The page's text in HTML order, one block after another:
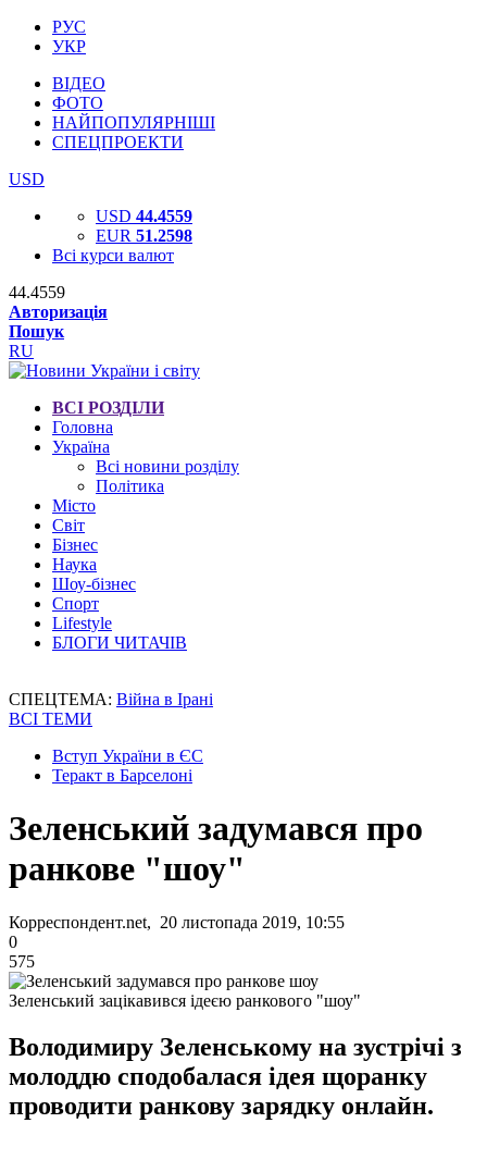
РУС
УКР
ВІДЕО
ФОТО
НАЙПОПУЛЯРНІШІ
СПЕЦПРОЕКТИ
USD
USD 44.4559
EUR 51.2598
Всі курси валют
44.4559
Авторизація
Пошук
RU
ВСІ РОЗДІЛИ
Головна
Україна
Всі новини розділу
Політика
Місто
Світ
Бізнес
Наука
Шоу-бізнес
Спорт
Lifestyle
БЛОГИ ЧИТАЧІВ
СПЕЦТЕМА: Війна в Ірані
ВСІ ТЕМИ
Вступ України в ЄС
Теракт в Барселоні
Зеленський задумався про
ранкове "шоу"
Корреспондент.net, 20 листопада 2019, 10:55
0
575
Зеленський зацікавився ідеєю ранкового "шоу"
Володимиру Зеленському на зустрічі з
молоддю сподобалася ідея щоранку
проводити ранкову зарядку онлайн.